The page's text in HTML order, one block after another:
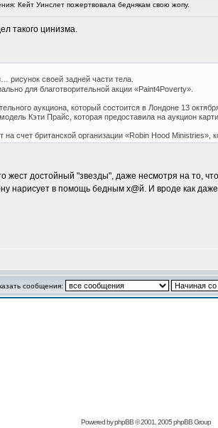
Кейт Уинслет пожертвовала беднякам свою жопу.
такого цинизма.
рисунок своей задней части тела.
для благотворительной акции «Paint4Poverty».
аукциона, который состоится в Лондоне 13
Кэти Прайс, которая предоставила на аукцион
счет британской организации «Robin Hood
жест достойный "звезды", даже несмотря на то,
нарисует в помощь бедным х@й. И вроде как
сообщения:
Powered byphpBB© 2001, 2005 phpBB Group